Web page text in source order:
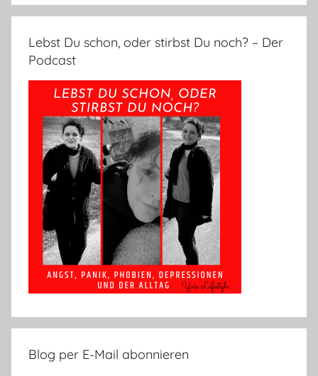
Lebst Du schon, oder stirbst Du noch? – Der
Podcast
Blog per E-Mail abonnieren